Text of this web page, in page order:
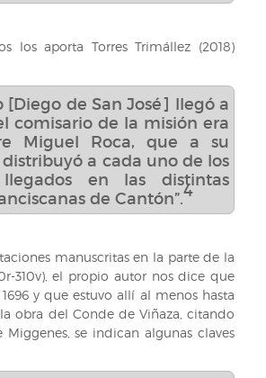
los aporta Torres Trimállez (2018)
[Diego de San José] llegó a
comisario de la misión era
Miguel Roca, que a su
a cada uno de los
en las distintas
de Cantón”.4
manuscritas en la parte de la
310v), el propio autor nos dice que
y que estuvo allí al menos hasta
obra del Conde de Viñaza, citando
se indican algunas claves